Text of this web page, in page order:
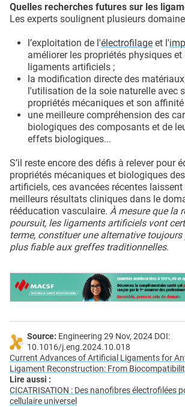
Quelles recherches futures sur les
Les experts soulignent plusieurs
l’exploitation de l'électrofilage et l'
améliorer les propriétés physiques
ligaments artificiels ;
la modification directe des
l'utilisation de la soie naturelle avec
propriétés mécaniques et son
une meilleure compréhension des
biologiques des composants et de
effets biologiques...
S’il reste encore des défis à relever pour
propriétés mécaniques et biologiques
artificiels, ces avancées récentes laissent
meilleurs résultats cliniques dans le
rééducation vasculaire. À mesure que la
poursuit, les ligaments artificiels vont
terme, constituer une alternative
plus fiable aux greffes traditionnelles.
Source: Engineering 29 Nov, 2024 DOI:
10.1016/j.eng.2024.10.018
Current Advances of Artificial Ligaments for
Ligament Reconstruction: From
Lire aussi :
CICATRISATION : Des nanofibres électrofilées
cellulaire universel